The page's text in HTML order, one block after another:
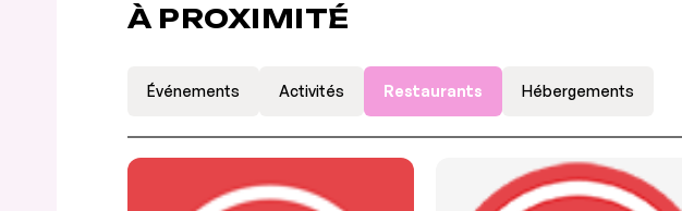
À PROXIMITÉ
Événements Activités Restaurants Hébergements